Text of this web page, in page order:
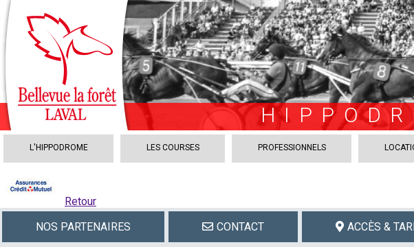
L'HIPPODROME LES COURSES PROFESSIONNELS
Retour
NOS PARTENAIRES
CONTACT ACCÈS &